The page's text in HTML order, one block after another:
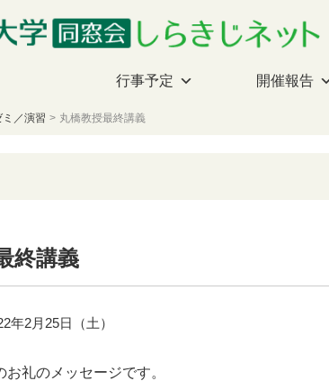
行事予定 開催報告
ミ／演習 > 丸橋教授最終講義
終講義
年2月25日（土）
お礼のメッセージです。